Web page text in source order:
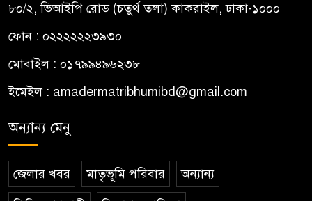
৮০/২, ভিআইপি রোড (চতুর্থ তলা) কাকরাইল, ঢাকা-১০০০
ফোন : ০২২২২২২৩৯৩০
মোবাইল : ০১৭৯৯৪৯৬২৩৮
ইমেইল : amadermatribhumibd@gmail.com
অন্যান্য মেনু
জেলার খবর মাতৃভূমি পরিবার অন্যান্য